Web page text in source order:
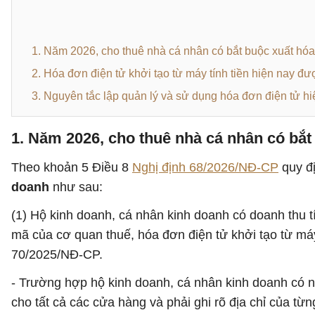
1. Năm 2026, cho thuê nhà cá nhân có bắt buộc xuất
2. Hóa đơn điện tử khởi tạo từ máy tính tiền hiện nay
3. Nguyên tắc lập quản lý và sử dụng hóa đơn điện tử
1. Năm 2026, cho thuê nhà cá nhân có
Theo khoản 5 Điều 8 Nghị định 68/2026/NĐ-CP quy
doanh như sau:
(1) Hộ kinh doanh, cá nhân kinh doanh có doanh
mã của cơ quan thuế, hóa đơn điện tử khởi tạo từ
70/2025/NĐ-CP.
- Trường hợp hộ kinh doanh, cá nhân kinh doanh có
cho tất cả các cửa hàng và phải ghi rõ địa chỉ của